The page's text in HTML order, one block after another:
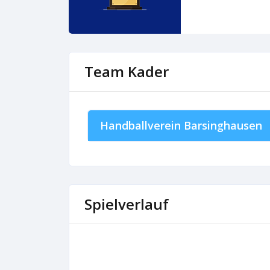
Team Kader
Handballverein Barsinghausen
Spielverlauf